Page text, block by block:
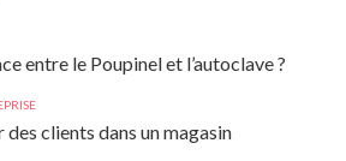
entre le Poupinel et l’autoclave ?
clients dans un magasin